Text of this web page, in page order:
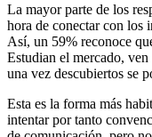
La mayor parte de los
hora de conectar con los
Así, un 59% reconoce
Estudian el mercado, ven
una vez descubiertos se
Esta es la forma más
intentar por tanto